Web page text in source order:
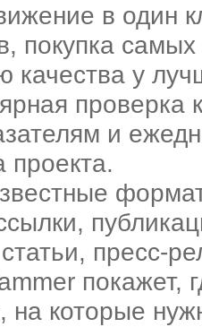
в один
покупка
качества у
проверка
и
проекта.
пресс-
покажет,
на которые